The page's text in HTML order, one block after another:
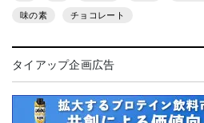
味の素 チョコレート
タイアップ企画広告